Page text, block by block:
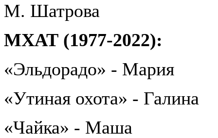
М. Шатрова
МХАТ (1977-2022):
«Эльдорадо» - Мария
«Утиная охота» - Галина
«Чайка» - Маша